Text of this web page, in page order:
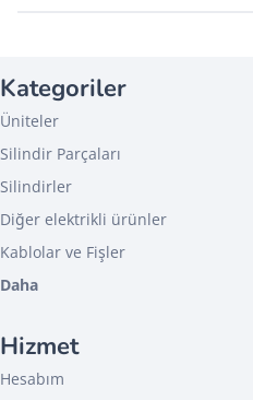
Kategoriler
Üniteler
Silindir Parçaları
Silindirler
Diğer elektrikli ürünler
Kablolar ve Fişler
Daha
Hizmet
Hesabım